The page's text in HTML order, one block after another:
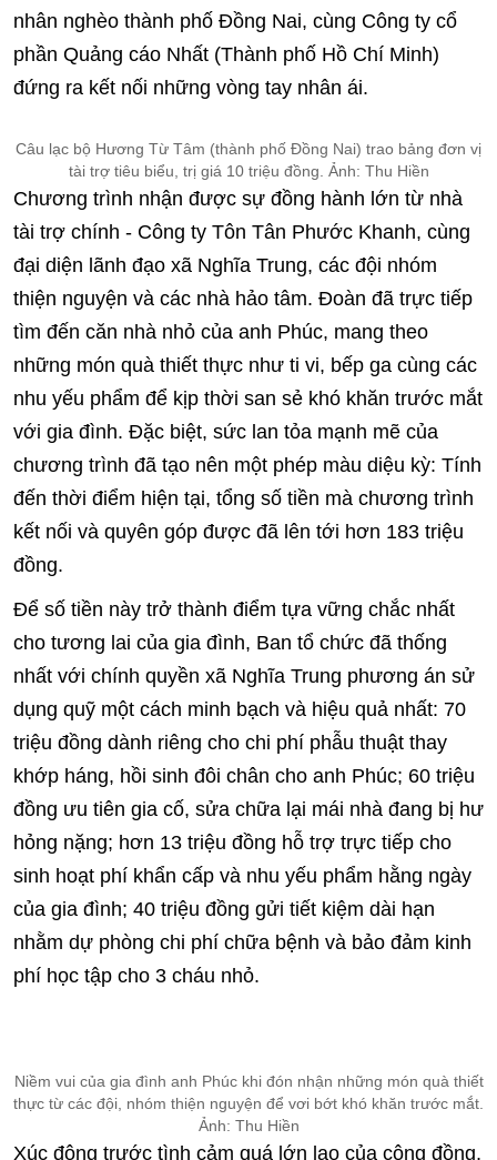
nhân nghèo thành phố Đồng Nai, cùng Công ty cổ
phần Quảng cáo Nhất (Thành phố Hồ Chí Minh)
đứng ra kết nối những vòng tay nhân ái.
Câu lạc bộ Hương Từ Tâm (thành phố Đồng Nai) trao bảng đơn vị
tài trợ tiêu biểu, trị giá 10 triệu đồng. Ảnh: Thu Hiền
Chương trình nhận được sự đồng hành lớn từ nhà
tài trợ chính - Công ty Tôn Tân Phước Khanh, cùng
đại diện lãnh đạo xã Nghĩa Trung, các đội nhóm
thiện nguyện và các nhà hảo tâm. Đoàn đã trực tiếp
tìm đến căn nhà nhỏ của anh Phúc, mang theo
những món quà thiết thực như ti vi, bếp ga cùng các
nhu yếu phẩm để kịp thời san sẻ khó khăn trước mắt
với gia đình. Đặc biệt, sức lan tỏa mạnh mẽ của
chương trình đã tạo nên một phép màu diệu kỳ: Tính
đến thời điểm hiện tại, tổng số tiền mà chương trình
kết nối và quyên góp được đã lên tới hơn 183 triệu
đồng.
Để số tiền này trở thành điểm tựa vững chắc nhất
cho tương lai của gia đình, Ban tổ chức đã thống
nhất với chính quyền xã Nghĩa Trung phương án sử
dụng quỹ một cách minh bạch và hiệu quả nhất: 70
triệu đồng dành riêng cho chi phí phẫu thuật thay
khớp háng, hồi sinh đôi chân cho anh Phúc; 60 triệu
đồng ưu tiên gia cố, sửa chữa lại mái nhà đang bị hư
hỏng nặng; hơn 13 triệu đồng hỗ trợ trực tiếp cho
sinh hoạt phí khẩn cấp và nhu yếu phẩm hằng ngày
của gia đình; 40 triệu đồng gửi tiết kiệm dài hạn
nhằm dự phòng chi phí chữa bệnh và bảo đảm kinh
phí học tập cho 3 cháu nhỏ.
Niềm vui của gia đình anh Phúc khi đón nhận những món quà thiết
thực từ các đội, nhóm thiện nguyện để vơi bớt khó khăn trước mắt.
Ảnh: Thu Hiền
Xúc động trước tình cảm quá lớn lao của cộng đồng,